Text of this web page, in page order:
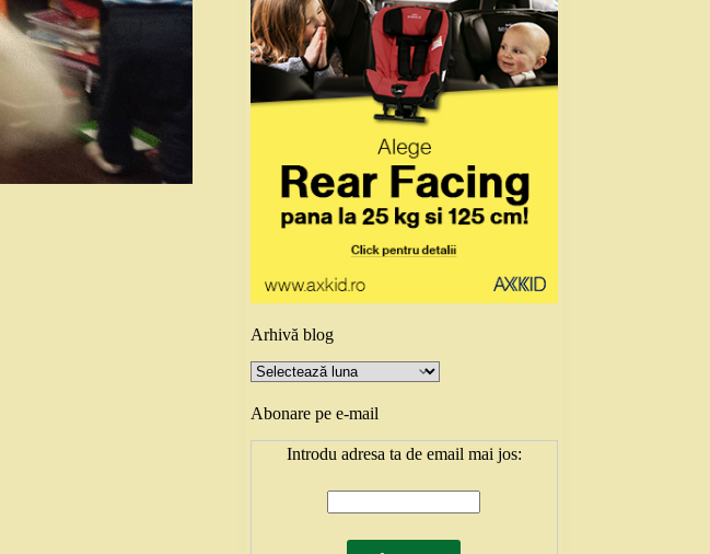
Arhivă blog
Arhivă
blog
Abonare pe e-mail
Introdu adresa ta de email mai jos: